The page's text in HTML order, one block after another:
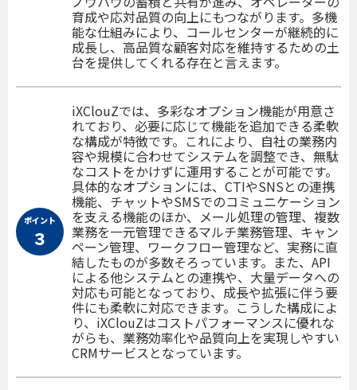
育成や応対品質の向上にもつながります。多機
能な仕組みにより、コールセンターが継続的に
成長し、高品質な顧客対応を維持するための土
台を提供してくれる存在と言えます。
ポイント
３
iXClouZでは、多彩なオプション機能が用意さ
れており、必要に応じて機能を追加できる柔軟
な構成が特徴です。これにより、自社の業務内
容や規模に合わせてシステムを調整でき、無駄
なコストをかけずに運用することが可能です。
具体的なオプションには、CTIやSNSとの連携
機能、チャットやSMSでのコミュニケーション
を支える機能のほか、メール処理の管理、複数
業務を一元管理できるマルチ業務管理、キャン
ペーン管理、ワークフロー管理など、実務に直
結したものが多数そろっています。また、API
による他システムとの連携や、大量データへの
対応も可能となっており、成長や拡張に伴う要
件にも柔軟に対応できます。こうした構成によ
り、iXClouZはコストパフォーマンスに優れな
がらも、業務効率化や品質向上を実現しやすい
CRMサービスとなっています。